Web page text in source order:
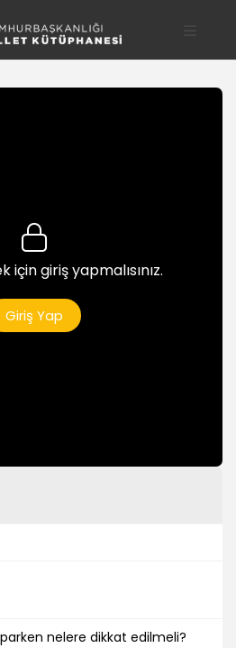
için giriş yapmalısınız.
Giriş Yap
nelere dikkat edilmeli?